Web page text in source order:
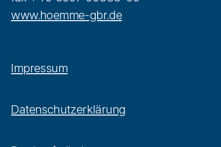
www.hoemme-gbr.de
Impressum
Datenschutzerklärung